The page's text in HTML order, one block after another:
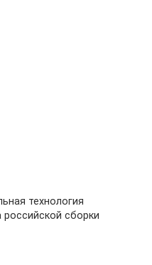
технология
сборки